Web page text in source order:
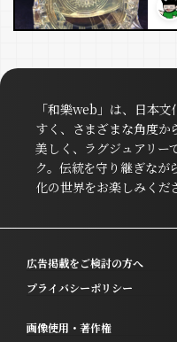
「和樂web」は、日本
すく、さまざまな角度か
美しく、ラグジュアリー
ク。伝統を守り継ぎなが
化の世界をお楽しみくだ
広告掲載をご検討の方へ
プライバシーポリシー
画像使用・著作権